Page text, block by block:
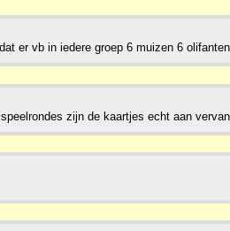
er vb in iedere groep 6 muizen 6
zijn de kaartjes echt aan